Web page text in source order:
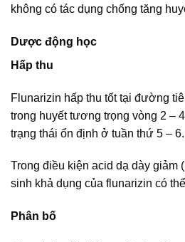
không có tác dụng chống tăng
Dược động học
Hấp thu
Flunarizin hấp thu tốt tại đường
trong huyết tương trọng vòng 2 –
trạng thái ổn định ở tuần thứ 5 – 6.
Trong điều kiện acid dạ dày giảm
sinh khả dụng của flunarizin có
Phân bố